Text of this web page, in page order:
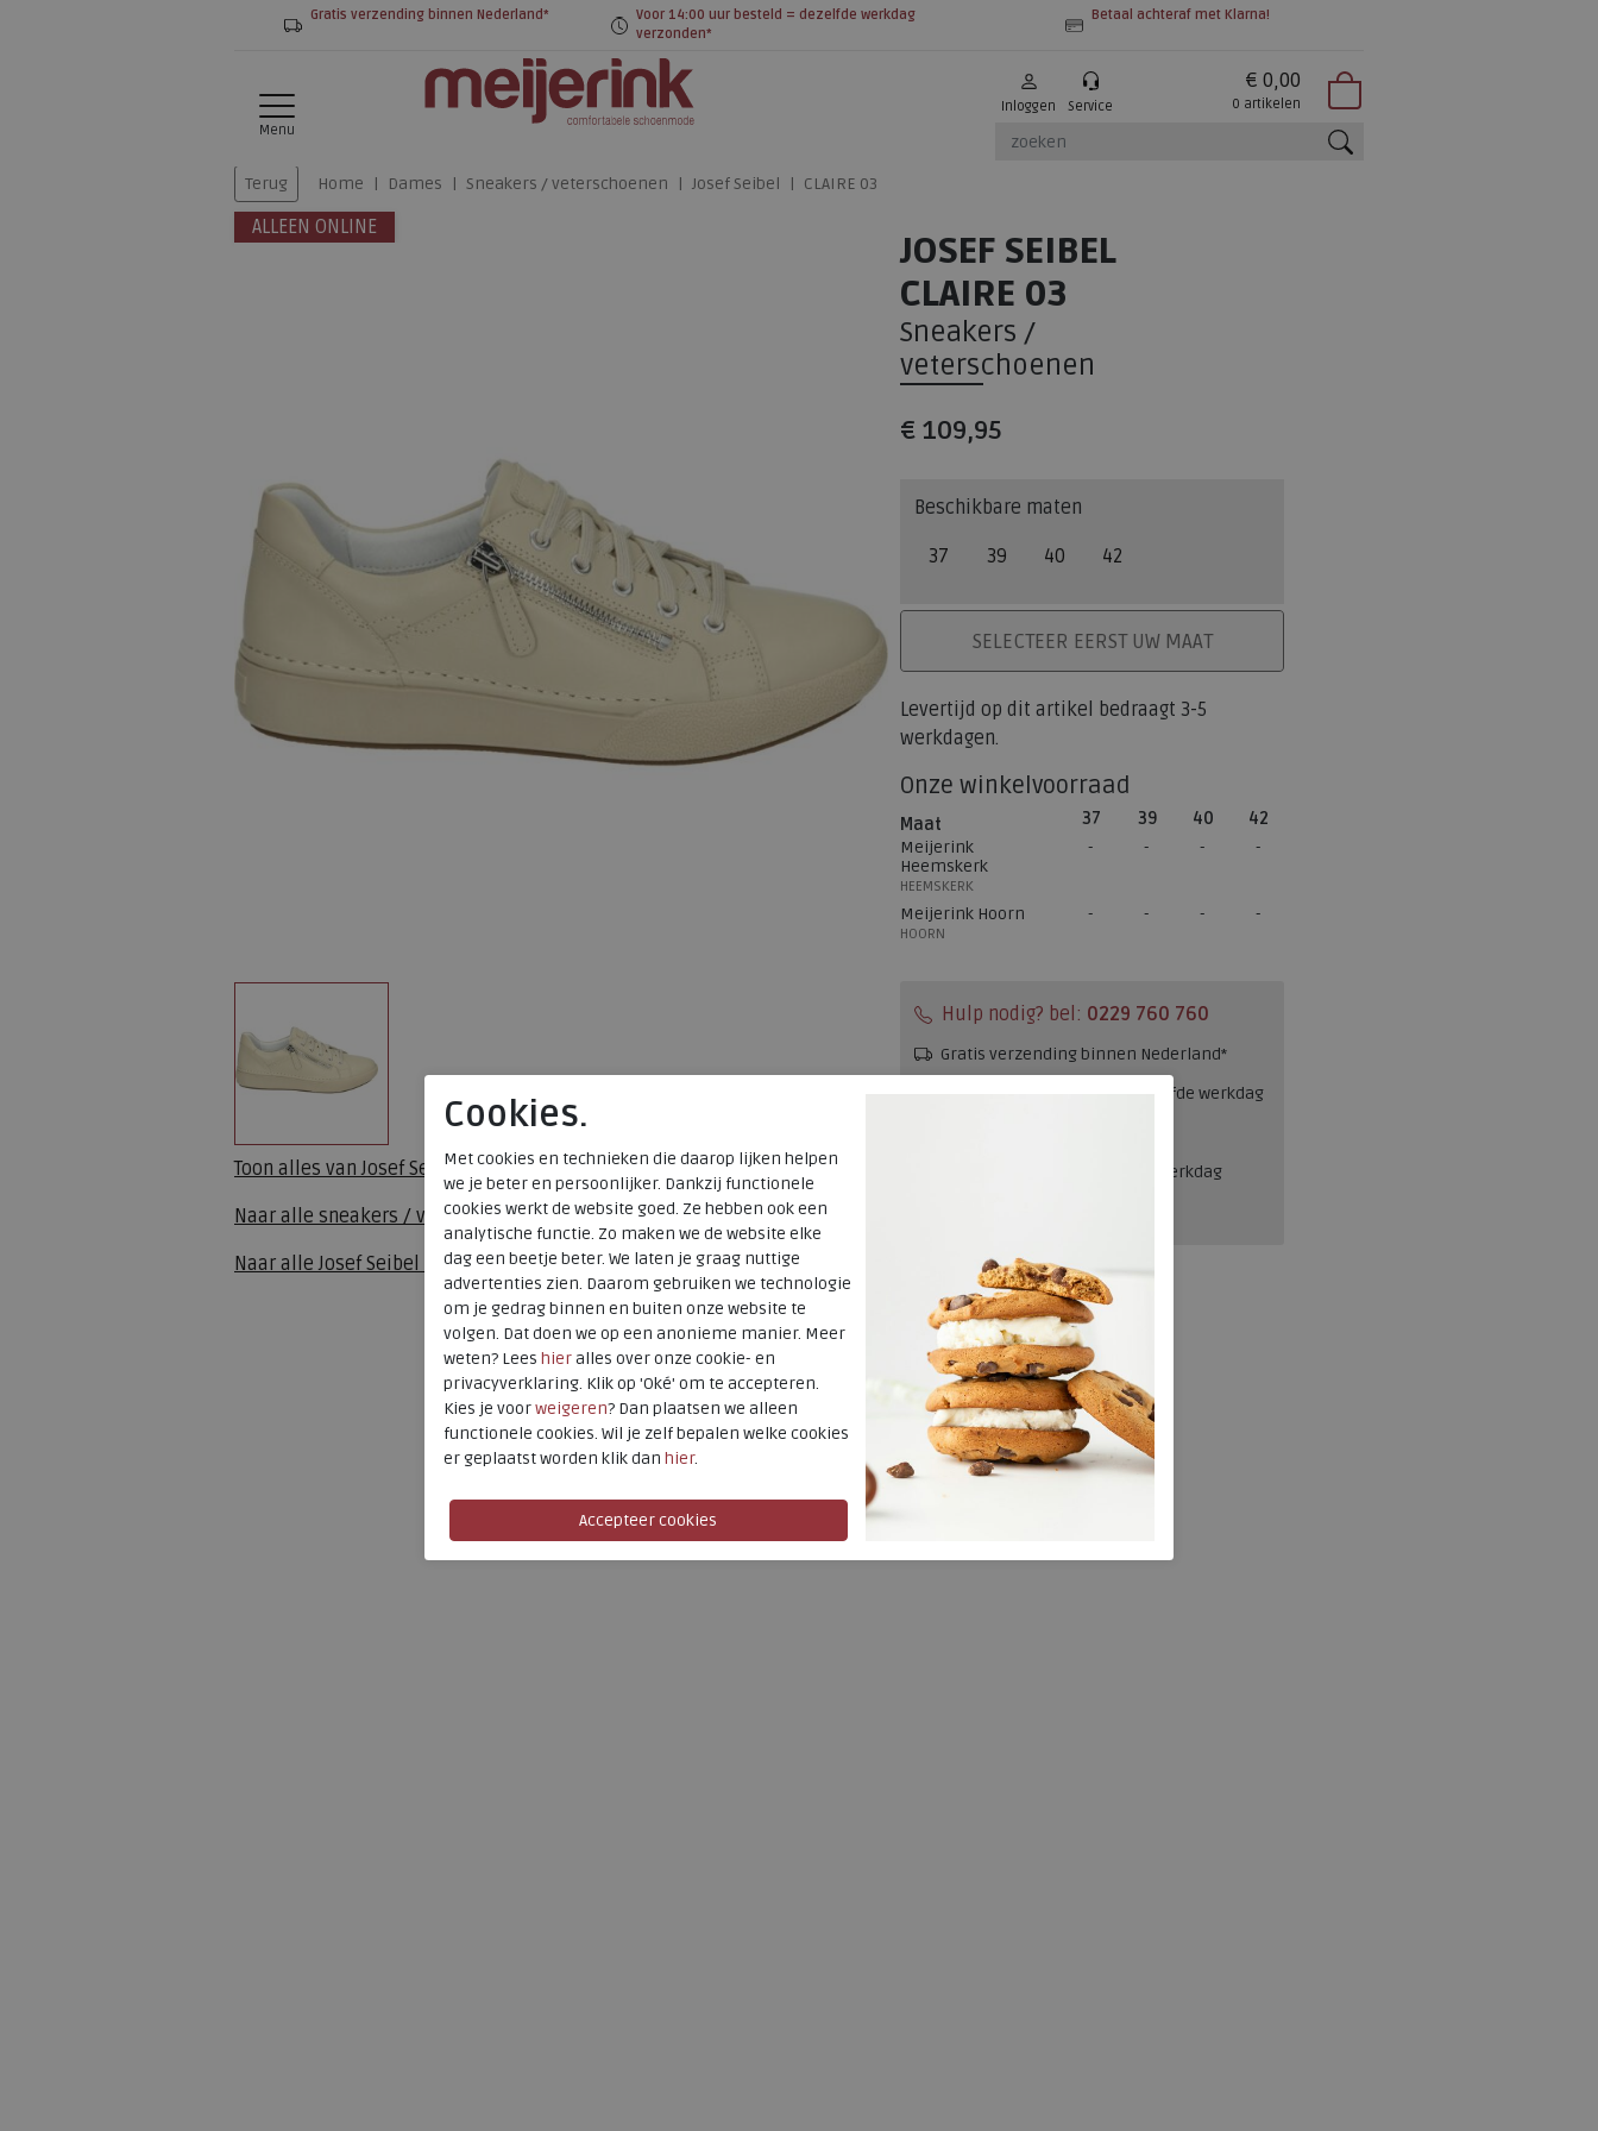
Gratis verzending binnen Nederland*
Voor 14:00 uur besteld = dezelfde werkdag
verzonden*
Betaal achteraf met Klarna!
Menu
Inloggen Service
€ 0,00
0 artikelen
Terug Home Dames Sneakers / veterschoenen Josef Seibel CLAIRE 03
ALLEEN ONLINE
Toon alles vanJosef Seibel
Naar alle sneakers / veterschoenen
Naar alleJosef Seibel sneakers / veterschoenen
JOSEF SEIBEL
CLAIRE 03
Sneakers /
veterschoenen
€ 109,95
Beschikbare maten
37 39 40 42
PLAATS IN WINKELMAND
SELECTEER EERST UW MAAT
Levertijd op dit artikel bedraagt 3-5
werkdagen.
Onze winkelvoorraad
Maat 37 39 40
42
Meijerink
Heemskerk
HEEMSKERK
Meijerink Hoorn
HOORN
Hulp nodig? bel: 0229 760 760
Gratis verzending binnen Nederland*
Voor 14:00 uur besteld = dezelfde werkdag
Altijd retourneren, binnen 1 werkdag
Josef Seibel
Fabrikantcode
234.20.008.37
Bestelcode
wa332355
Kleur
Wit/beige
Uitneembaar
voetbed
nee
Cookies.
Met cookies en technieken die daarop lijken helpen
we je beter en persoonlijker. Dankzij functionele
cookies werkt de website goed. Ze hebben ook een
analytische functie. Zo maken we de website elke
dag een beetje beter. We laten je graag nuttige
advertenties zien. Daarom gebruiken we technologie
om je gedrag binnen en buiten onze website te
volgen. Dat doen we op een anonieme manier. Meer
weten? Lees hieralles over onze cookie- en
privacyverklaring. Klik op 'Oké' om te accepteren.
Kies je voorweigeren? Dan plaatsen we alleen
functionele cookies. Wil je zelf bepalen welke cookies
er geplaatst worden klik dan hier.